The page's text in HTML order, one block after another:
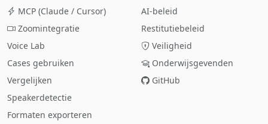
MCP (Claude / Cursor)
Zoomintegratie
Voice Lab
Cases gebruiken
Vergelijken
Speakerdetectie
Formaten exporteren
AI-beleid
Restitutiebeleid
Veiligheid
Onderwijsgevenden
GitHub